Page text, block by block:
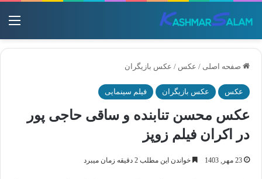
صفحه اصلی / عکس / عکس بازیگران
عکس عکس بازیگران فیلم سینمایی
عکس محسن تنابنده و ساقی حاجی‌ پور
در اکران فیلم زوپز
23 مهر, 1403 خواندن این مطلب 2 دقیقه زمان میبرد